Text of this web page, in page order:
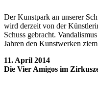
Der Kunstpark an unserer
wird derzeit von der
Schuss gebracht.
Jahren den Kunstwerken
11. April 2014
Die Vier Amigos im